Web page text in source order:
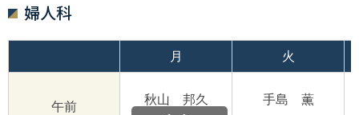
婦人科
月 火
午前 秋山 邦久 手島 薫